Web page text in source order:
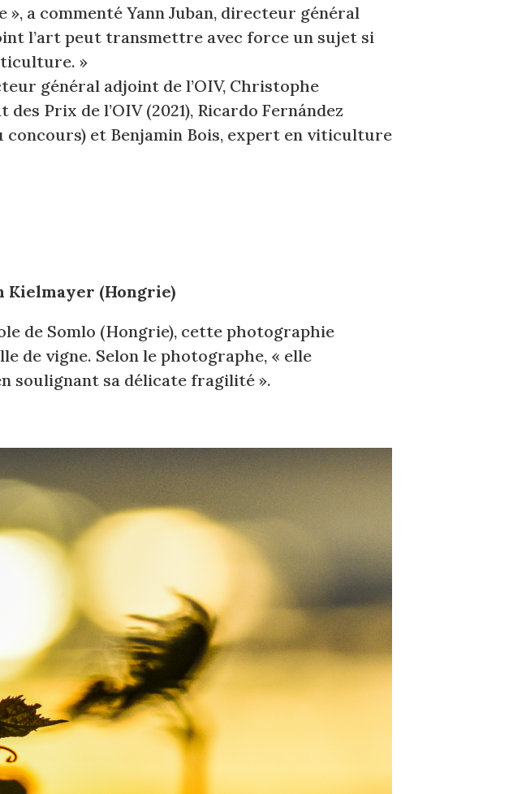
a commenté Yann Juban, directeur général
l’art peut transmettre avec force un sujet si
»
général adjoint de l’OIV, Christophe
Prix de l’OIV (2021), Ricardo Fernández
concours) et Benjamin Bois, expert en viticulture
Kielmayer (Hongrie)
de Somlo (Hongrie), cette photographie
de vigne. Selon le photographe, « elle
soulignant sa délicate fragilité ».